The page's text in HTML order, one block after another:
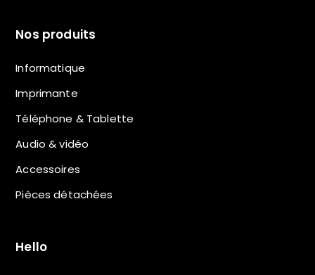
Nos produits
Informatique
Imprimante
Téléphone & Tablette
Audio & vidéo
Accessoires
Pièces détachées
Hello